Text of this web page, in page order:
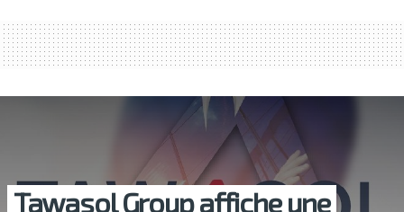
Tawasol Group affiche une